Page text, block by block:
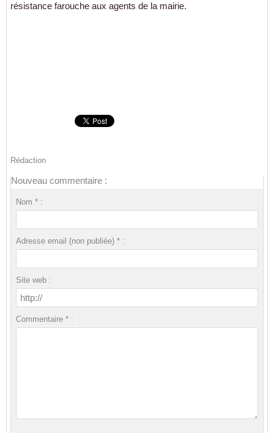
résistance farouche aux agents de la mairie.
Rédaction
Nouveau commentaire :
Nom * :
Adresse email (non publiée) * :
Site web :
Commentaire * :